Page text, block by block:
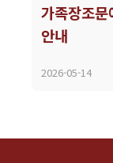
가족장조
안내
2026-05-14